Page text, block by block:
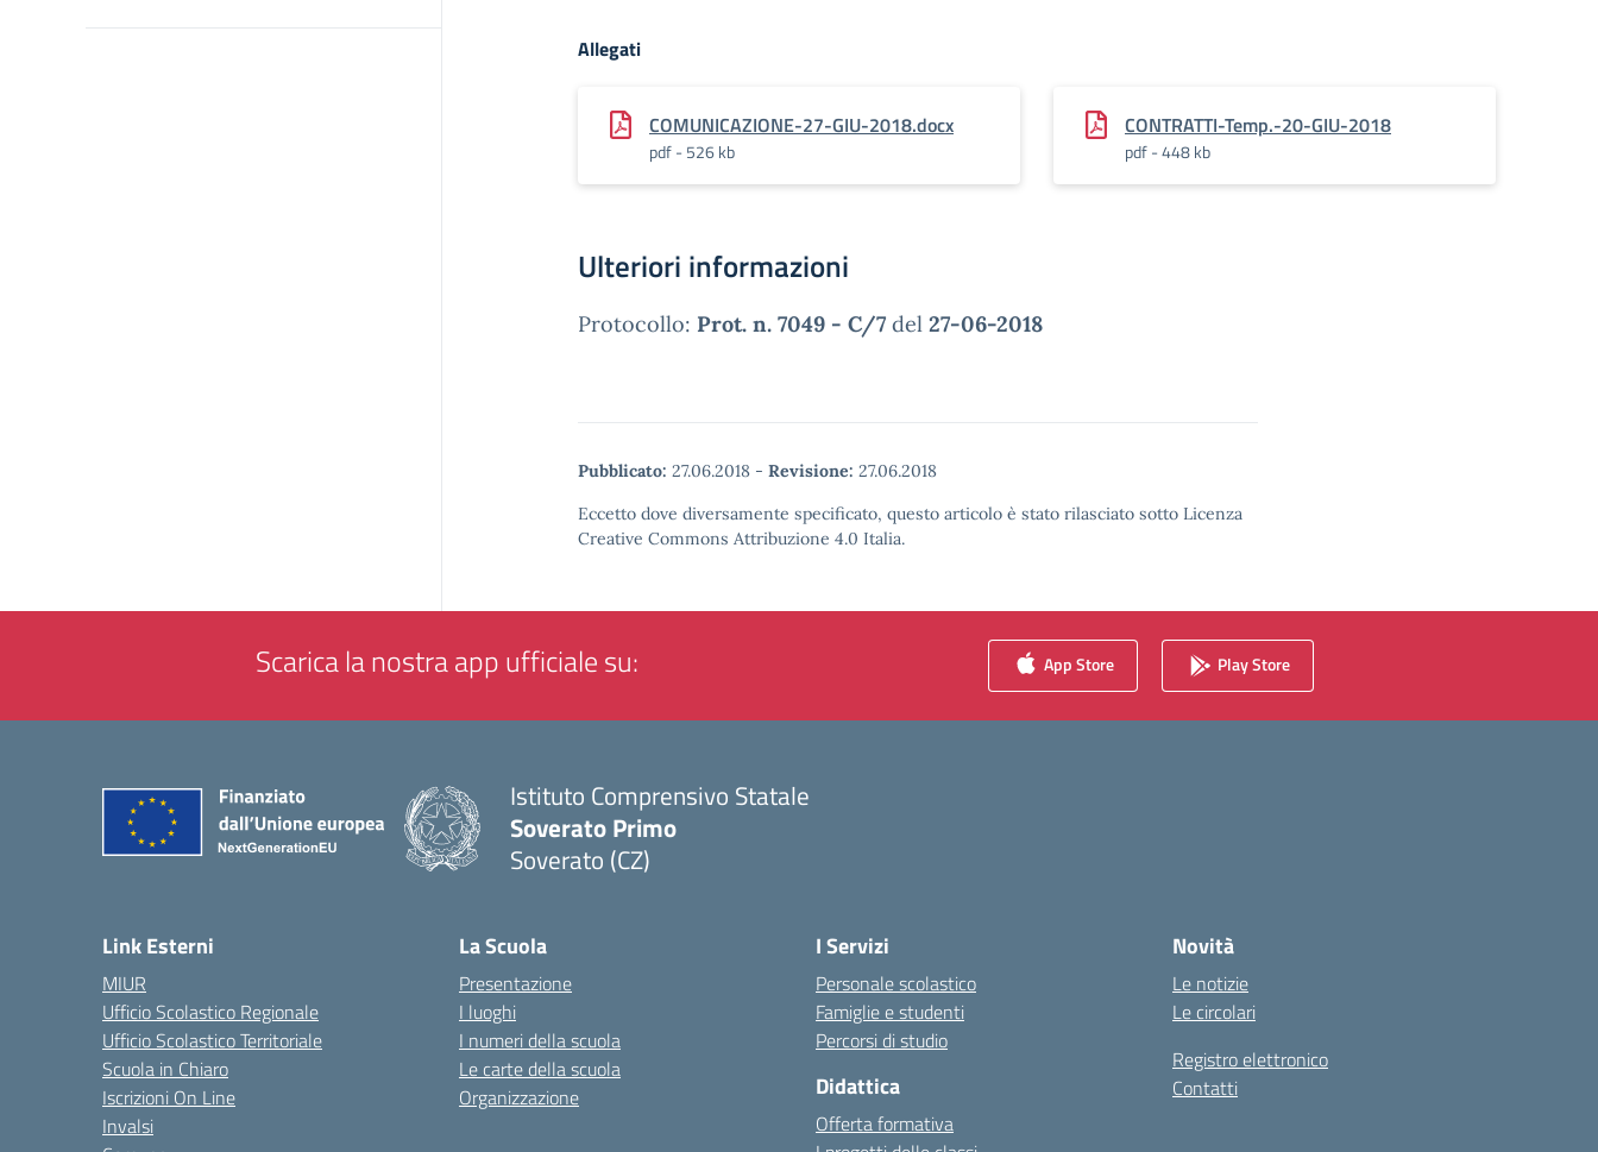
Allegati
COMUNICAZIONE-27-GIU-2018.docx
pdf - 526 kb
CONTRATTI-Temp.-20-GIU-2018
pdf - 448 kb
Ulteriori informazioni
Protocollo: Prot. n. 7049 - C/7 del 27-06-2018
Pubblicato: 27.06.2018 - Revisione: 27.06.2018
Eccetto dove diversamente specificato, questo articolo è stato rilasciato sotto Licenza
Creative Commons Attribuzione 4.0 Italia.
Scarica la nostra app ufficiale su: App Store Play Store
Istituto Comprensivo Statale
Soverato Primo
Soverato (CZ)
Link Esterni
MIUR
Ufficio Scolastico Regionale
Ufficio Scolastico Territoriale
Scuola in Chiaro
Iscrizioni On Line
Invalsi
La Scuola
Presentazione
I luoghi
I numeri della scuola
Le carte della scuola
Organizzazione
I Servizi
Personale scolastico
Famiglie e studenti
Percorsi di studio
Didattica
Offerta formativa
Novità
Le notizie
Le circolari
Registro elettronico
Contatti